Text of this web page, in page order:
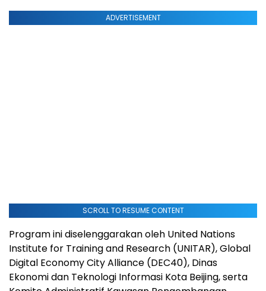
ADVERTISEMENT
SCROLL TO RESUME CONTENT
Program ini diselenggarakan oleh United Nations
Institute for Training and Research (UNITAR), Global
Digital Economy City Alliance (DEC40), Dinas
Ekonomi dan Teknologi Informasi Kota Beijing, serta